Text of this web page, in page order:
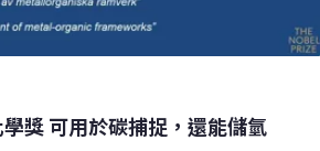
獎 可用於碳捕捉，還能儲氫